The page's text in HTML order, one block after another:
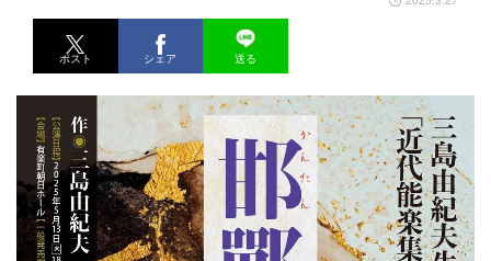
ポスト シェア 送る